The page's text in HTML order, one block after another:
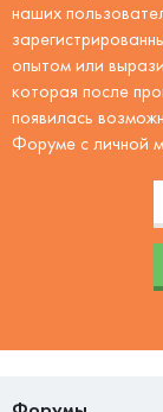
наших
опытом или
которая после
появилась
Форуме с личной